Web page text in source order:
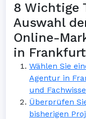
8 Wichtige
Auswahl
Online-
in Frankfurt
Wählen Sie
Agentur in
und
Überprüfen
bisherigen